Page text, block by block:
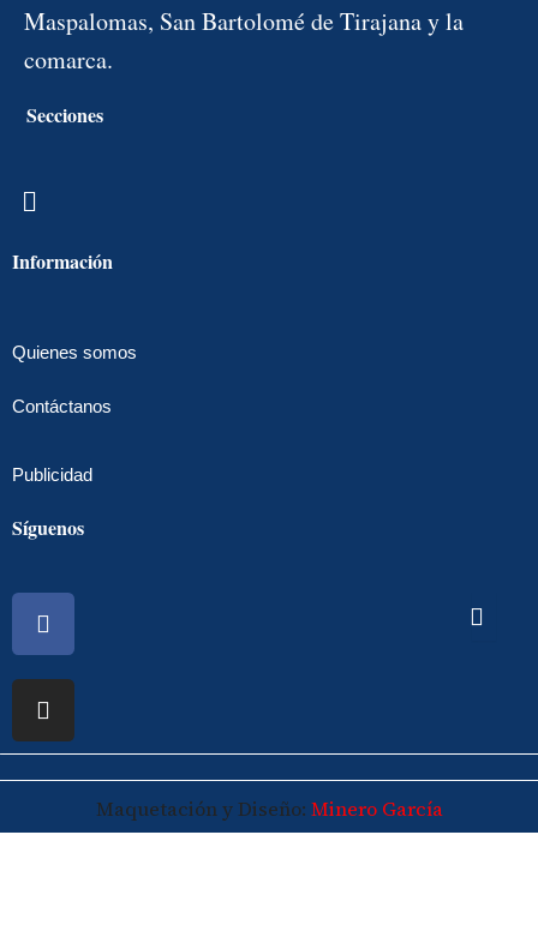
Maspalomas, San Bartolomé de Tirajana y la
comarca.
Secciones
Menú
Información
Quienes somos
Contáctanos
Publicidad
Síguenos
Facebook
Instagram
Maquetación y Diseño: Minero García